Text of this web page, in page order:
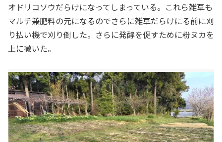
オドリコソウだらけになってしまっている。これら雑草も
マルチ兼肥料の元になるのでさらに雑草だらけにる前に刈
り払い機で刈り倒した。さらに発酵を促すために粉ヌカを
上に撒いた。